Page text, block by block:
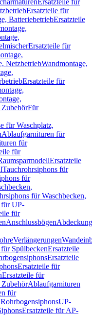
Ersatzteile für
Ersatzteile für
BatteriebetriebErsatzteile
Ersatzteile für
NetzbetriebWandmontage,
Ersatzteile für
Für
für Waschplatz,
Ablaufgarnituren für
für
für
Ersatzteile
Tauchrohrsiphons für
für
für Waschbecken,
für UP-
für
Anschlussbögen
Verlängerungen
SpülbeckenErsatzteile
Ersatzteile
Ersatzteile für
Ersatzteile für
Ablaufgarnituren
für
UP-
Ersatzteile für AP-